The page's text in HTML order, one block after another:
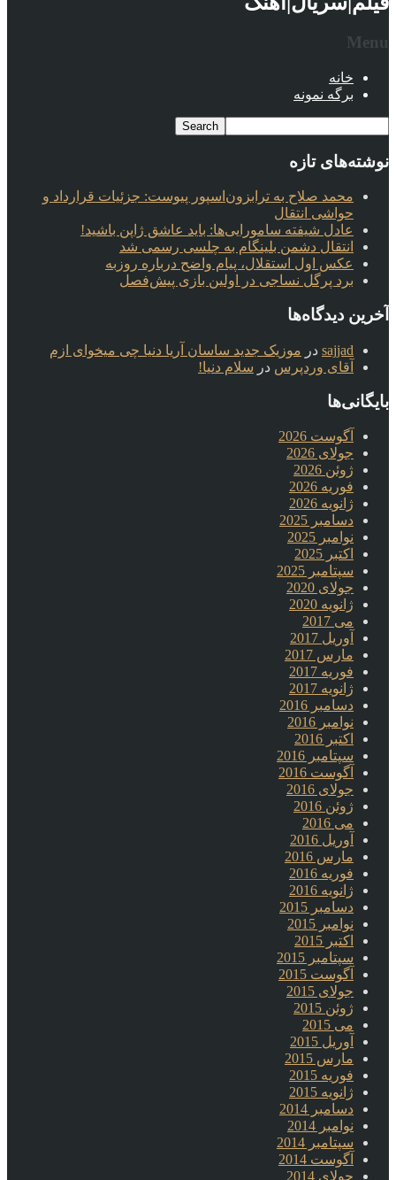
Menu
خانه
برگه نمونه
نوشته‌های تازه
محمد صلاح به ترابزون‌اسپور پیوست: جزئیات قرارداد و
حواشی انتقال
عادل شیفته سامورایی‌ها: باید عاشق ژاپن باشید!
انتقال دشمن بلینگام به چلسی رسمی شد
عکس اول استقلال، پیام واضح درباره روزبه
برد پرگل نساجی در اولین بازی پیش‌فصل
آخرین دیدگاه‌ها
sajjad در موزیک جدید ساسان آریا دنیا چی میخوای ازم
آقای وردپرس در سلام دنیا!
بایگانی‌ها
آگوست 2026
جولای 2026
ژوئن 2026
فوریه 2026
ژانویه 2026
دسامبر 2025
نوامبر 2025
اکتبر 2025
سپتامبر 2025
جولای 2020
ژانویه 2020
می 2017
آوریل 2017
مارس 2017
فوریه 2017
ژانویه 2017
دسامبر 2016
نوامبر 2016
اکتبر 2016
سپتامبر 2016
آگوست 2016
جولای 2016
ژوئن 2016
می 2016
آوریل 2016
مارس 2016
فوریه 2016
ژانویه 2016
دسامبر 2015
نوامبر 2015
اکتبر 2015
سپتامبر 2015
آگوست 2015
جولای 2015
ژوئن 2015
می 2015
آوریل 2015
مارس 2015
فوریه 2015
ژانویه 2015
دسامبر 2014
نوامبر 2014
سپتامبر 2014
آگوست 2014
جولای 2014